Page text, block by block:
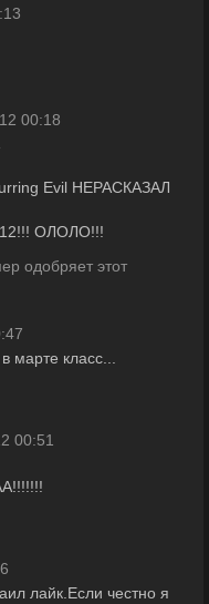
00:18
Evil НЕРАСКАЗАЛ
ОЛОЛО!!!
одобряет этот
марте класс...
00:51
лайк.Если честно я